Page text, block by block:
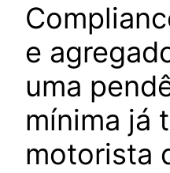
e
uma
mínima já
motorista